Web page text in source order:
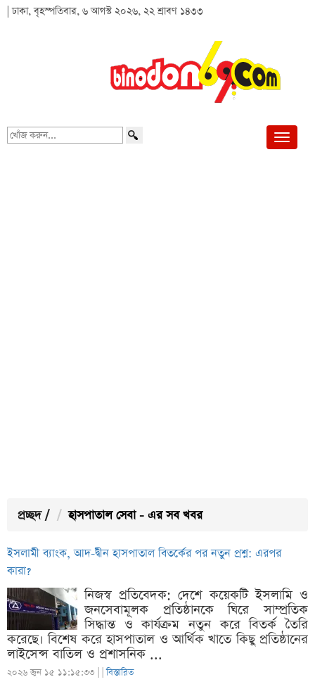
| ঢাকা, বৃহস্পতিবার, ৬ আগস্ট ২০২৬, ২২ শ্রাবণ ১৪৩৩
খোঁজ
প্রচ্ছদ / হাসপাতাল সেবা - এর সব খবর
ইসলামী ব্যাংক, আদ-দ্বীন হাসপাতাল বিতর্কের পর নতুন প্রশ্ন: এরপর
কারা?
নিজস্ব প্রতিবেদক: দেশে কয়েকটি ইসলামি ও
জনসেবামূলক প্রতিষ্ঠানকে ঘিরে সাম্প্রতিক
সিদ্ধান্ত ও কার্যক্রম নতুন করে বিতর্ক তৈরি
করেছে। বিশেষ করে হাসপাতাল ও আর্থিক খাতে কিছু প্রতিষ্ঠানের
লাইসেন্স বাতিল ও প্রশাসনিক ...
২০২৬ জুন ১৫ ১১:১৫:৩৩ | |বিস্তারিত